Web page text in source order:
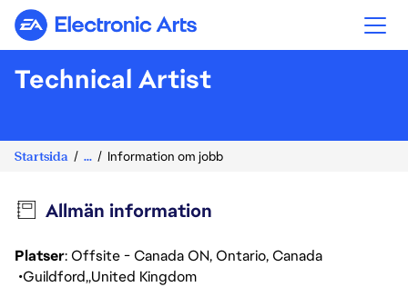
Electronic Arts
Technical Artist
Startsida ... Information om jobb
Allmän information
Platser: Offsite - Canada ON, Ontario, Canada
Guildford United Kingdom